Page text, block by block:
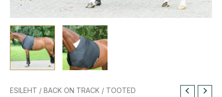
ESILEHT / BACK ON TRACK / TOOTED